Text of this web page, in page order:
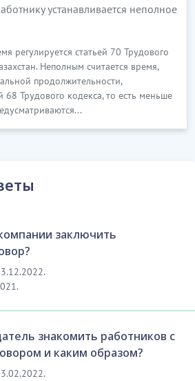
устанавливается неполное
регулируется статьей 70 Трудового
Неполным считается время,
продолжительности,
68 Трудового кодекса, то есть меньше
заключить
знакомить работников с
и каким образом?